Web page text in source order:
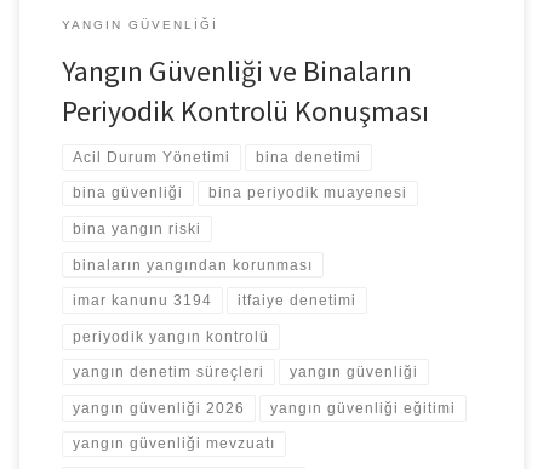
YANGIN GÜVENLIĞI
Yangın Güvenliği ve Binaların
Periyodik Kontrolü Konuşması
Acil Durum Yönetimi bina denetimi
bina güvenliği bina periyodik muayenesi
bina yangın riski
binaların yangından korunması
imar kanunu 3194 itfaiye denetimi
periyodik yangın kontrolü
yangın denetim süreçleri yangın güvenliği
yangın güvenliği 2026 yangın güvenliği eğitimi
yangın güvenliği mevzuatı